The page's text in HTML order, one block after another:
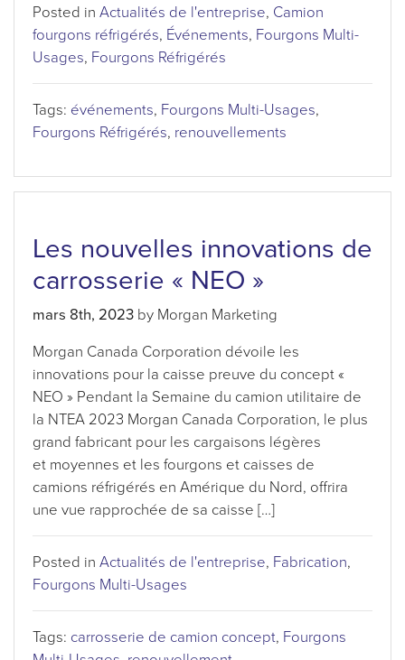
Posted in Actualités de l'entreprise, Camion
fourgons réfrigérés, Événements, Fourgons Multi-
Usages, Fourgons Réfrigérés
Tags: événements, Fourgons Multi-Usages,
Fourgons Réfrigérés, renouvellements
Les nouvelles innovations de
carrosserie « NEO »
mars 8th, 2023 by Morgan Marketing
Morgan Canada Corporation dévoile les
innovations pour la caisse preuve du concept «
NEO » Pendant la Semaine du camion utilitaire de
la NTEA 2023 Morgan Canada Corporation, le plus
grand fabricant pour les cargaisons légères
et moyennes et les fourgons et caisses de
camions réfrigérés en Amérique du Nord, offrira
une vue rapprochée de sa caisse […]
Posted in Actualités de l'entreprise, Fabrication,
Fourgons Multi-Usages
Tags: carrosserie de camion concept, Fourgons